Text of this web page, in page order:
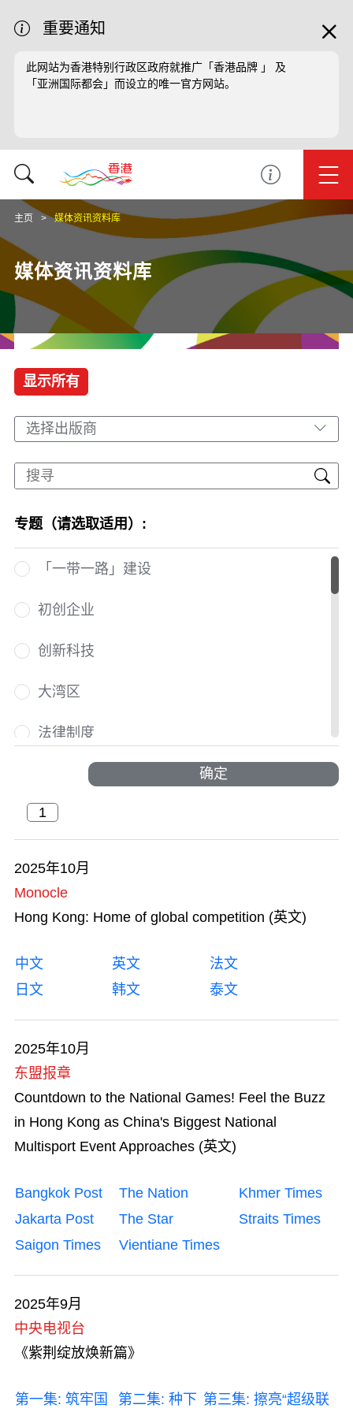
重要通知
此网站为香港特别行政区政府就推广「香港品牌 」 及
「亚洲国际都会」而设立的唯一官方网站。
主页 媒体资讯资料库
媒体资讯资料库
显示所有
选择出版商
确定
专题（请选取适用）:
「一带一路」建设
初创企业
创新科技
大湾区
法律制度
国际人才荟萃
国际盛事
活力澎湃
金融服务
商业机遇
香港品牌
香港特区成立二十五周年
艺术与文化
在港工作
知识产权贸易
追求卓越
2025年10月
Monocle
Hong Kong: Home of global competition (英文)
中文 英文
法文
日文
韩文 泰文
2025年10月
东盟报章
Countdown to the National Games! Feel the Buzz
in Hong Kong as China's Biggest National
Multisport Event Approaches (英文)
Bangkok Post The Nation
Khmer Times
Jakarta Post
The Star
Straits Times
Saigon Times
Vientiane Times
2025年9月
中央电视台
《紫荆绽放焕新篇》
第一集: 筑牢国 第二集: 种下 第三集: 擦亮“超级联